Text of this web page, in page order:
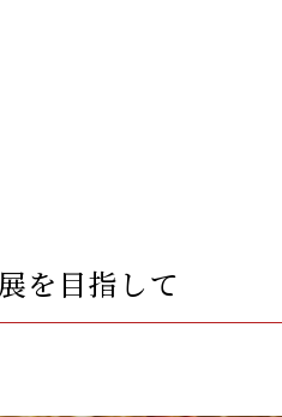
を目指して